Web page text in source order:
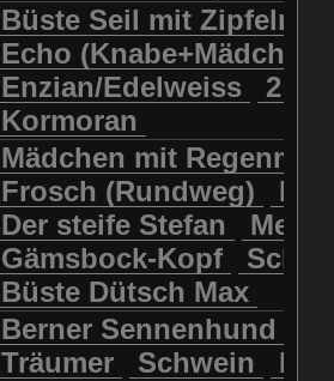
Büste Seil mit
Echo
Enzian/Edelweiss
2
Kormoran
Mädchen mit
Frosch (Rundweg)
Der steife Stefan
Gämsbock-Kopf
Büste Dütsch Max
Berner Sennenhund
Träumer
Schwein